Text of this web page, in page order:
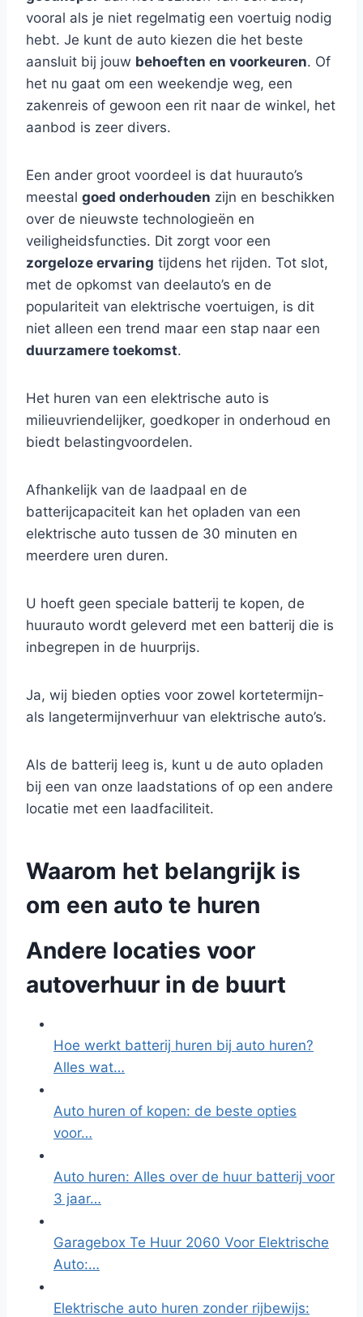
vooral als je niet regelmatig een voertuig nodig
hebt. Je kunt de auto kiezen die het beste
aansluit bij jouw behoeften en voorkeuren. Of
het nu gaat om een weekendje weg, een
zakenreis of gewoon een rit naar de winkel, het
aanbod is zeer divers.
Een ander groot voordeel is dat huurauto’s
meestal goed onderhouden zijn en beschikken
over de nieuwste technologieën en
veiligheidsfuncties. Dit zorgt voor een
zorgeloze ervaring tijdens het rijden. Tot slot,
met de opkomst van deelauto’s en de
populariteit van elektrische voertuigen, is dit
niet alleen een trend maar een stap naar een
duurzamere toekomst.
Het huren van een elektrische auto is
milieuvriendelijker, goedkoper in onderhoud en
biedt belastingvoordelen.
Afhankelijk van de laadpaal en de
batterijcapaciteit kan het opladen van een
elektrische auto tussen de 30 minuten en
meerdere uren duren.
U hoeft geen speciale batterij te kopen, de
huurauto wordt geleverd met een batterij die is
inbegrepen in de huurprijs.
Ja, wij bieden opties voor zowel kortetermijn-
als langetermijnverhuur van elektrische auto’s.
Als de batterij leeg is, kunt u de auto opladen
bij een van onze laadstations of op een andere
locatie met een laadfaciliteit.
Waarom het belangrijk is
om een auto te huren
Andere locaties voor
autoverhuur in de buurt
Hoe werkt batterij huren bij auto huren?
Alles wat…
Auto huren of kopen: de beste opties
voor…
Auto huren: Alles over de huur batterij voor
3 jaar…
Garagebox Te Huur 2060 Voor Elektrische
Auto:…
Elektrische auto huren zonder rijbewijs: